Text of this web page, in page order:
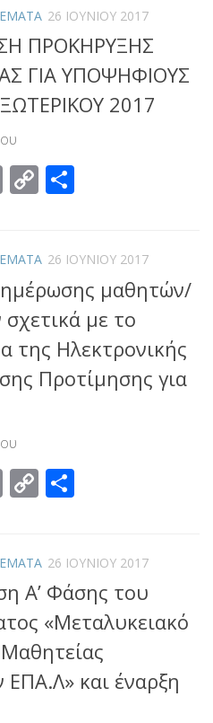
26 ΙΟΥΝΊΟΥ 2017
ΠΡΟΚΗΡΥΞΗΣ
ΓΙΑ ΥΠΟΨΗΦΙΟΥΣ
2017
Email
Copy
26 ΙΟΥΝΊΟΥ 2017
μαθητών/
με το
της Ηλεκτρονικής
Προτίμησης για
Email
Copy
26 ΙΟΥΝΊΟΥ 2017
Α’ Φάσης του
«Μεταλυκειακό
και έναρξη